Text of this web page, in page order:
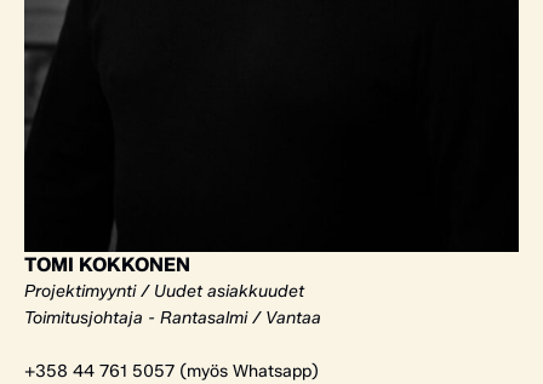
TOMI KOKKONEN
Projektimyynti / Uudet asiakkuudet
Toimitusjohtaja - Rantasalmi / Vantaa
+358 44 761 5057 (myös Whatsapp)